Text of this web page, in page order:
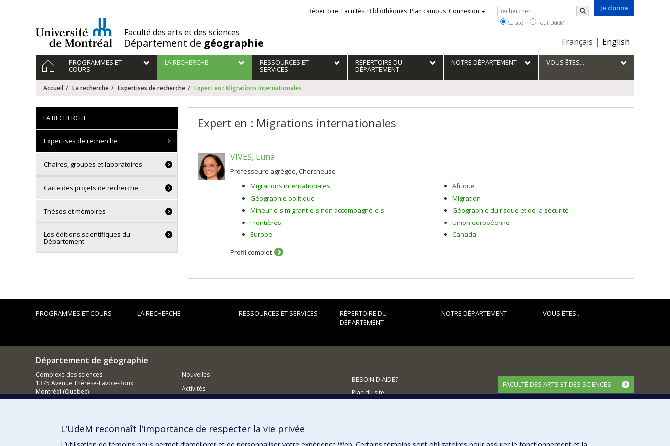
/Faculté des arts et des sciences
Département de géographie
Je donne
Choix
la
langue
Français English
Liens
externes
Répertoire Facultés Bibliothèques Plan campus Connexion Rechercher
Rechercher
Ce site Tout UdeM
Navigation
principale
ACCUEILPROGRAMMES ET
COURS
LA RECHERCHE RESSOURCES ET
SERVICES
RÉPERTOIRE DU
DÉPARTEMENT
NOTRE DÉPARTEMENT VOUS ÊTES...
Accueil La recherche Expertises de recherche Expert en : Migrations internationales
Expert en : Migrations internationales
VIVES, Luna
Professeure agrégée, Chercheuse
Migrations internationales
Géographie politique
Mineur-e-s migrant-e-s non accompagné-e-s
Frontières
Europe
Afrique
Migration
Géographie du risque et de la sécurité
Union européenne
Canada
Profil complet
LA RECHERCHE
Expertises de recherche
Chaires, groupes et laboratoires
Carte des projets de recherche
Thèses et mémoires
Les éditions scientifiques du
Département
PROGRAMMES ET COURS LA RECHERCHE RESSOURCES ET SERVICES
RÉPERTOIRE DU
DÉPARTEMENT
NOTRE DÉPARTEMENT VOUS ÊTES...
Département de géographie
Complexe des sciences
1375 Avenue Thérèse-Lavoie-Roux
Montréal (Québec)
H2V 0B3
Nouvelles
Activités
BESOIN D'AIDE?
Plan du site
FACULTÉ DES ARTS ET DES SCIENCES
L’UdeM reconnaît l’importance de respecter la vie privée
L’utilisation de témoins nous permet d’améliorer et de personnaliser votre expérience Web. Certains témoins sont obligatoires pour assurer le fonctionnement et la